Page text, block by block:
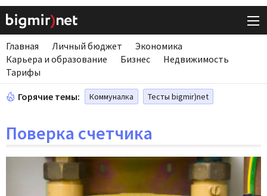
Главная Личный бюджет
Экономика
Карьера и образование
Бизнес
Недвижимость
Тарифы
Горячие темы: Коммуналка Тесты bigmir)net
Поверка счетчика